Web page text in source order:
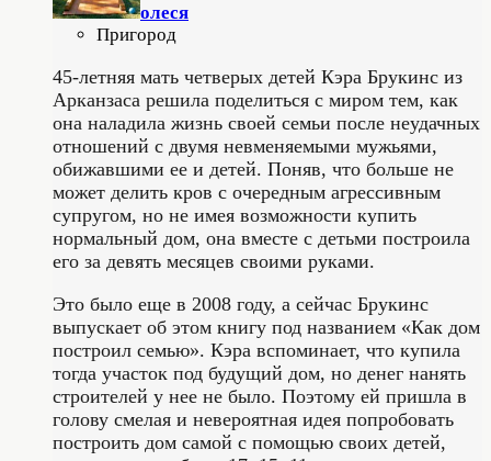
олеся
Пригород
45-летняя мать четверых детей Кэра Брукинс из
Арканзаса решила поделиться с миром тем, как
она наладила жизнь своей семьи после неудачных
отношений с двумя невменяемыми мужьями,
обижавшими ее и детей. Поняв, что больше не
может делить кров с очередным агрессивным
супругом, но не имея возможности купить
нормальный дом, она вместе с детьми построила
его за девять месяцев своими руками.
Это было еще в 2008 году, а сейчас Брукинс
выпускает об этом книгу под названием «Как дом
построил семью». Кэра вспоминает, что купила
тогда участок под будущий дом, но денег нанять
строителей у нее не было. Поэтому ей пришла в
голову смелая и невероятная идея попробовать
построить дом самой с помощью своих детей,